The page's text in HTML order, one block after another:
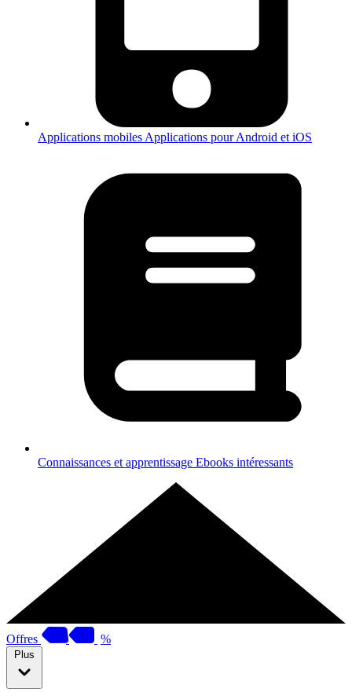
Applications mobiles Applications pour Android et iOS
Connaissances et apprentissage Ebooks intéressants
Offres %
Plus